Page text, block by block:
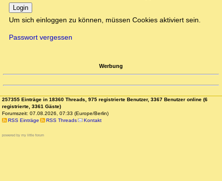
Login
Um sich einloggen zu können, müssen Cookies aktiviert sein.
Passwort vergessen
Werbung
257355 Einträge in 18360 Threads, 975 registrierte Benutzer, 3367 Benutzer online (6
registrierte, 3361 Gäste)
Forumszeit: 07.08.2026, 07:33 (Europe/Berlin)
RSS Einträge
RSS Threads Kontakt
powered by my little forum